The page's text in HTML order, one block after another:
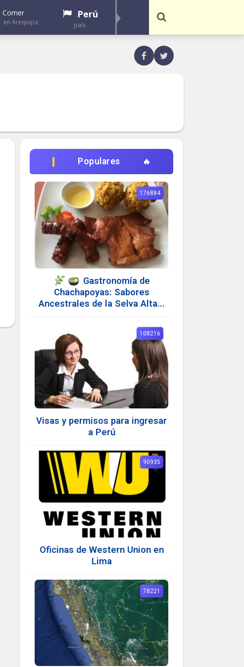
Comer
en Arequipa
Perú
país
Populares
Gastronomía de
Chachapoyas: Sabores
Ancestrales de la Selva Alta...
176884
Visas y permisos para ingresar
a Perú
108216
Oficinas de Western Union en
Lima
90935
78221